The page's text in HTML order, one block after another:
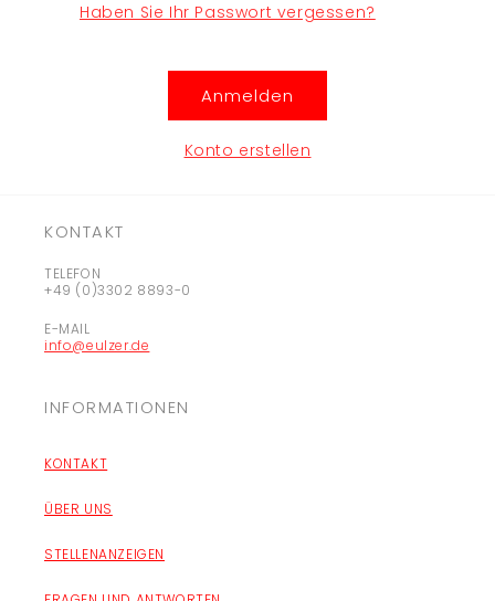
Haben Sie Ihr Passwort vergessen?
Anmelden
Konto erstellen
KONTAKT
TELEFON
+49 (0)3302 8893-0
E-MAIL
info@eulzer.de
INFORMATIONEN
KONTAKT
ÜBER UNS
STELLENANZEIGEN